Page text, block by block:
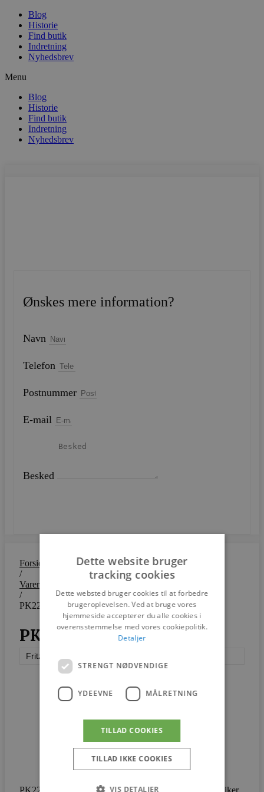
Blog
Historie
Find butik
Indretning
Nyhedsbrev
Menu
Blog
Historie
Find butik
Indretning
Nyhedsbrev
Ønskes mere information?
Navn
Telefon
Postnummer
E-mail
Besked
Forside
/
Varer
/
PK22™
PK22™
Fritz Hansen
Dette website bruger
tracking cookies
Dette websted bruger cookies til at forbedre
brugeroplevelsen. Ved at bruge vores
hjemmeside accepterer du alle cookies i
overensstemmelse med vores cookiepolitik.
Detaljer
STRENGT NØDVENDIGE
YDEEVNE MÅLRETNING
TILLAD COOKIES
TILLAD IKKE COOKIES
VIS DETALJER